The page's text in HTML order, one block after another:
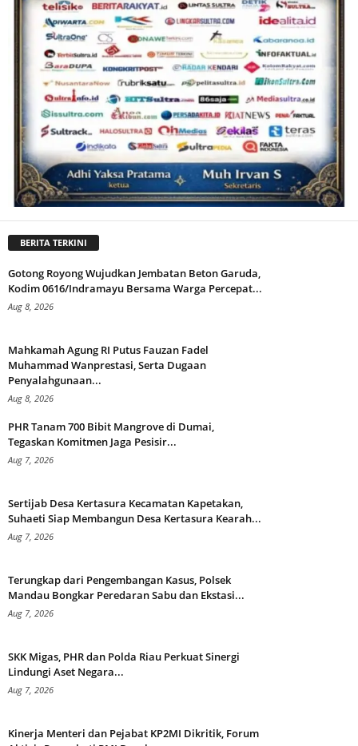
BERITA TERKINI
Gotong Royong Wujudkan Jembatan Beton Garuda,
Kodim 0616/Indramayu Bersama Warga Percepat...
Aug 8, 2026
Mahkamah Agung RI Putus Fauzan Fadel
Muhammad Wanprestasi, Serta Dugaan
Penyalahgunaan...
Aug 8, 2026
PHR Tanam 700 Bibit Mangrove di Dumai,
Tegaskan Komitmen Jaga Pesisir...
Aug 7, 2026
Sertijab Desa Kertasura Kecamatan Kapetakan,
Suhaeti Siap Membangun Desa Kertasura Kearah...
Aug 7, 2026
Terungkap dari Pengembangan Kasus, Polsek
Mandau Bongkar Peredaran Sabu dan Ekstasi...
Aug 7, 2026
SKK Migas, PHR dan Polda Riau Perkuat Sinergi
Lindungi Aset Negara...
Aug 7, 2026
Kinerja Menteri dan Pejabat KP2MI Dikritik, Forum